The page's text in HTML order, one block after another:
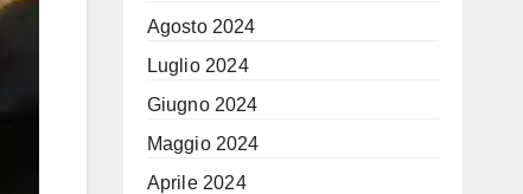
Agosto 2024
Luglio 2024
Giugno 2024
Maggio 2024
Aprile 2024